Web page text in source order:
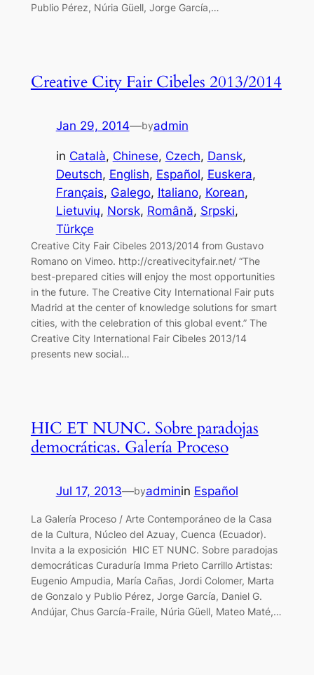
Publio Pérez, Núria Güell, Jorge García,…
Creative City Fair Cibeles 2013/2014
Jan 29, 2014—byadmin
in Català, Chinese, Czech, Dansk
Deutsch, English, Español, Euskera
Français, Galego, Italiano, Korean
Lietuvių, Norsk, Română, Srpski
Türkçe
Creative City Fair Cibeles 2013/2014 from Gustavo
Romano on Vimeo. http://creativecityfair.net/ “The
best-prepared cities will enjoy the most opportunities
in the future. The Creative City International Fair puts
Madrid at the center of knowledge solutions for smart
cities, with the celebration of this global event.” The
Creative City International Fair Cibeles 2013/14
presents new social…
HIC ET NUNC. Sobre paradojas
democráticas. Galería Proceso
Jul 17, 2013—byadminin Español
La Galería Proceso / Arte Contemporáneo de la Casa
de la Cultura, Núcleo del Azuay, Cuenca (Ecuador).
Invita a la exposición HIC ET NUNC. Sobre paradojas
democráticas Curaduría Imma Prieto Carrillo Artistas:
Eugenio Ampudia, María Cañas, Jordi Colomer, Marta
de Gonzalo y Publio Pérez, Jorge García, Daniel G.
Andújar, Chus García-Fraile, Núria Güell, Mateo Maté,…